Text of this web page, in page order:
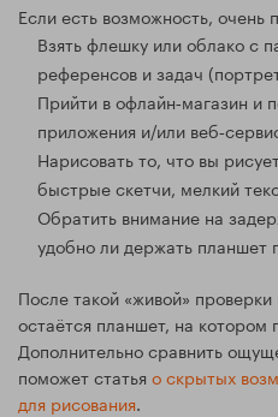
Если есть возможность, очень
Взять флешку или облако с
референсов и задач
Прийти в офлайн‑магазин и
приложения и/или
Нарисовать то, что вы
быстрые скетчи, мелкий
Обратить внимание на
удобно ли держать планшет
После такой «живой»
остаётся планшет, на
Дополнительно сравнить
поможет статья о скрытых
для рисования.